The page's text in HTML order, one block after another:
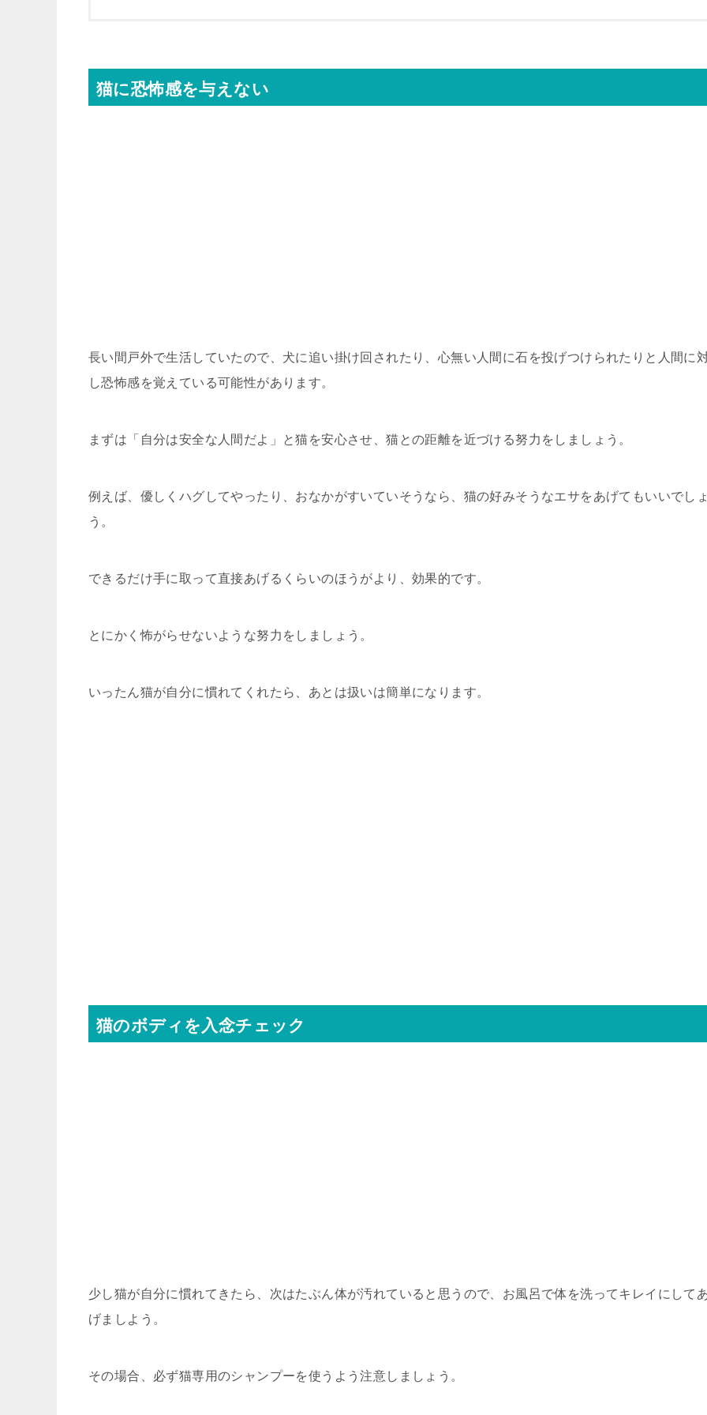
猫に恐怖感を与えない
長い間戸外で生活していたので、犬に追い掛け回されたり、心無い人間に石を投げつけられたりと人間に
し恐怖感を覚えている可能性があります。
まずは「自分は安全な人間だよ」と猫を安心させ、猫との距離を近づける努力をしましょう。
例えば、優しくハグしてやったり、おなかがすいていそうなら、猫の好みそうなエサをあげてもいいでし
う。
できるだけ手に取って直接あげるくらいのほうがより、効果的です。
とにかく怖がらせないような努力をしましょう。
いったん猫が自分に慣れてくれたら、あとは扱いは簡単になります。
猫のボディを入念チェック
少し猫が自分に慣れてきたら、次はたぶん体が汚れていると思うので、お風呂で体を洗ってキレイにして
げましよう。
その場合、必ず猫専用のシャンプーを使うよう注意しましょう。